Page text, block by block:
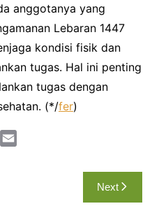
anggotanya yang
Lebaran 1447
kondisi fisik dan
tugas. Hal ini penting
tugas dengan
(*/fer)
Next